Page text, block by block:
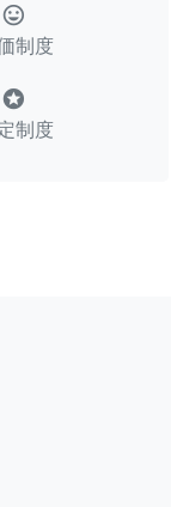
tag_faces
制度
stars
制度